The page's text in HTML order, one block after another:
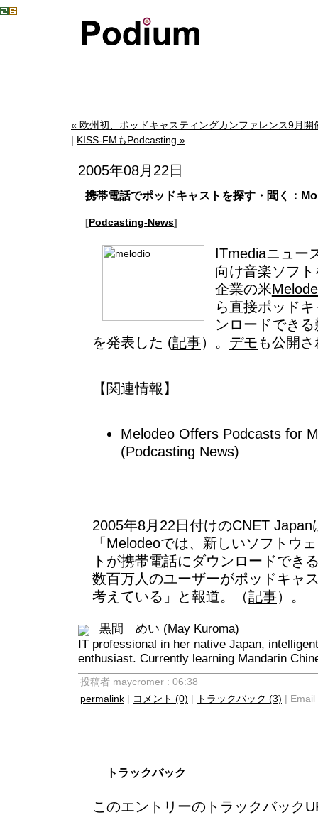
« 欧州初、ポッドキャスティングカンファレンス9月
| KISS-FMもPodcasting »
2005年08月22日
携帯電話でポッドキャストを探す・聞く：
[Podcasting-News]
ITmediaニュー
向け音楽ソフ
企業の米
ら直接ポッド
ンロードでき
を発表した (記事）。 デモも公開
【関連情報】
Melodeo Offers Podcasts for
(Podcasting News)
2005年8月22日付けのCNET
「Melodeoでは、新しいソフトウ
トが携帯電話にダウンロードでき
数百万人のユーザーがポッドキャ
考えている」と報道。（記事）。
黒間 めい (May Kuroma)
IT professional in her native Japan,
enthusiast. Currently learning Mandarin
投稿者 maycromer : 06:38
permalink | コメント (0) | トラックバック (3) |
トラックバック
このエントリーのトラックバック